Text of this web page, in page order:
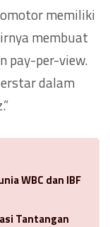
memiliki
membuat
pay-per-view.
dalam
WBC dan IBF
Tantangan